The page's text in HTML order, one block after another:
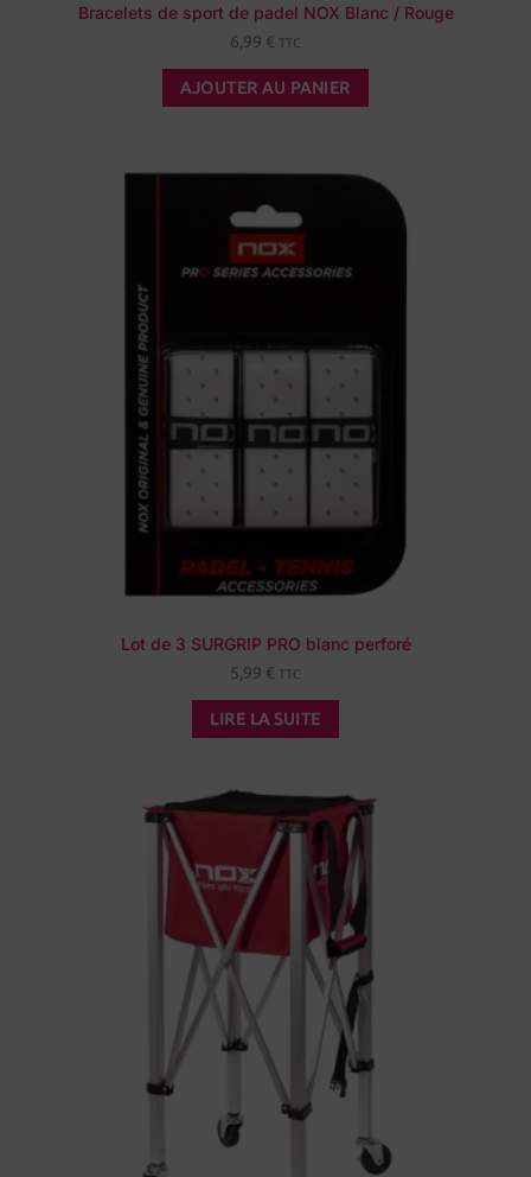
Bracelets de sport de padel NOX Blanc / Rouge
6,99 € TTC
AJOUTER AU PANIER
Lot de 3 SURGRIP PRO blanc perforé
5,99 € TTC
LIRE LA SUITE